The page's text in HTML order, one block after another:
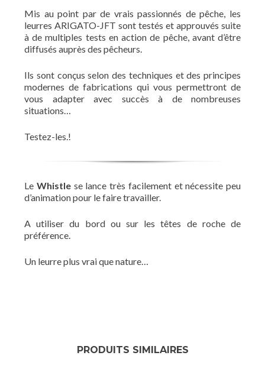
Mis au point par de vrais passionnés de pêche, les
leurres ARIGATO-JFT sont testés et approuvés suite
à de multiples tests en action de pêche, avant d’être
diffusés auprès des pêcheurs.
Ils sont conçus selon des techniques et des principes
modernes de fabrications qui vous permettront de
vous adapter avec succès à de nombreuses
situations…
Testez-les.!
Le Whistle se lance très facilement et nécessite peu
d’animation pour le faire travailler.
A utiliser du bord ou sur les têtes de roche de
préférence.
Un leurre plus vrai que nature…
PRODUITS SIMILAIRES